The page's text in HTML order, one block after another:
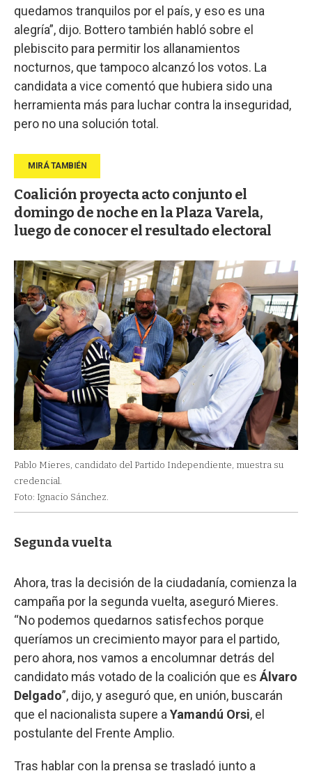
quedamos tranquilos por el país, y eso es una
alegría”, dijo. Bottero también habló sobre el
plebiscito para permitir los allanamientos
nocturnos, que tampoco alcanzó los votos. La
candidata a vice comentó que hubiera sido una
herramienta más para luchar contra la inseguridad,
pero no una solución total.
Coalición proyecta acto conjunto el
domingo de noche en la Plaza Varela,
luego de conocer el resultado electoral
Pablo Mieres, candidato del Partido Independiente, muestra su
credencial.
Foto: Ignacio Sánchez.
Segunda vuelta
Ahora, tras la decisión de la ciudadanía, comienza la
campaña por la segunda vuelta, aseguró Mieres.
“No podemos quedarnos satisfechos porque
queríamos un crecimiento mayor para el partido,
pero ahora, nos vamos a encolumnar detrás del
candidato más votado de la coalición que es Álvaro
Delgado”, dijo, y aseguró que, en unión, buscarán
que el nacionalista supere aYamandú Orsi, el
postulante del Frente Amplio.
Tras hablar con la prensa se trasladó junto a